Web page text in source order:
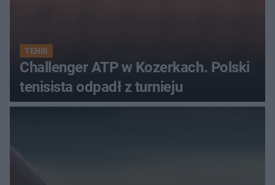
TENIS
Challenger ATP w Kozerkach. Polski
tenisista odpadł z turnieju